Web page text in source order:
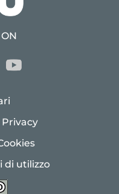
di utilizzo